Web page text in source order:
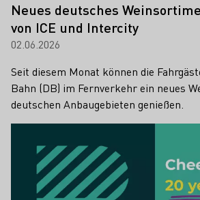
Neues deutsches
von ICE und Intercity
02.06.2026
Seit diesem Monat können die
Bahn (DB) im Fernverkehr ein neues
deutschen Anbaugebieten genießen.